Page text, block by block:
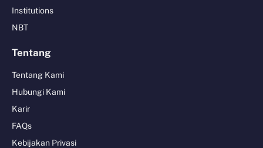
Institutions
NBT
Tentang
Tentang Kami
Hubungi Kami
Karir
FAQs
Kebijakan Privasi